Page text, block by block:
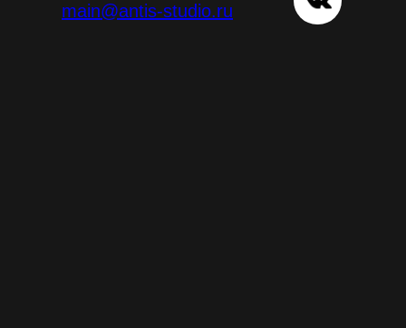
main@antis-studio.ru